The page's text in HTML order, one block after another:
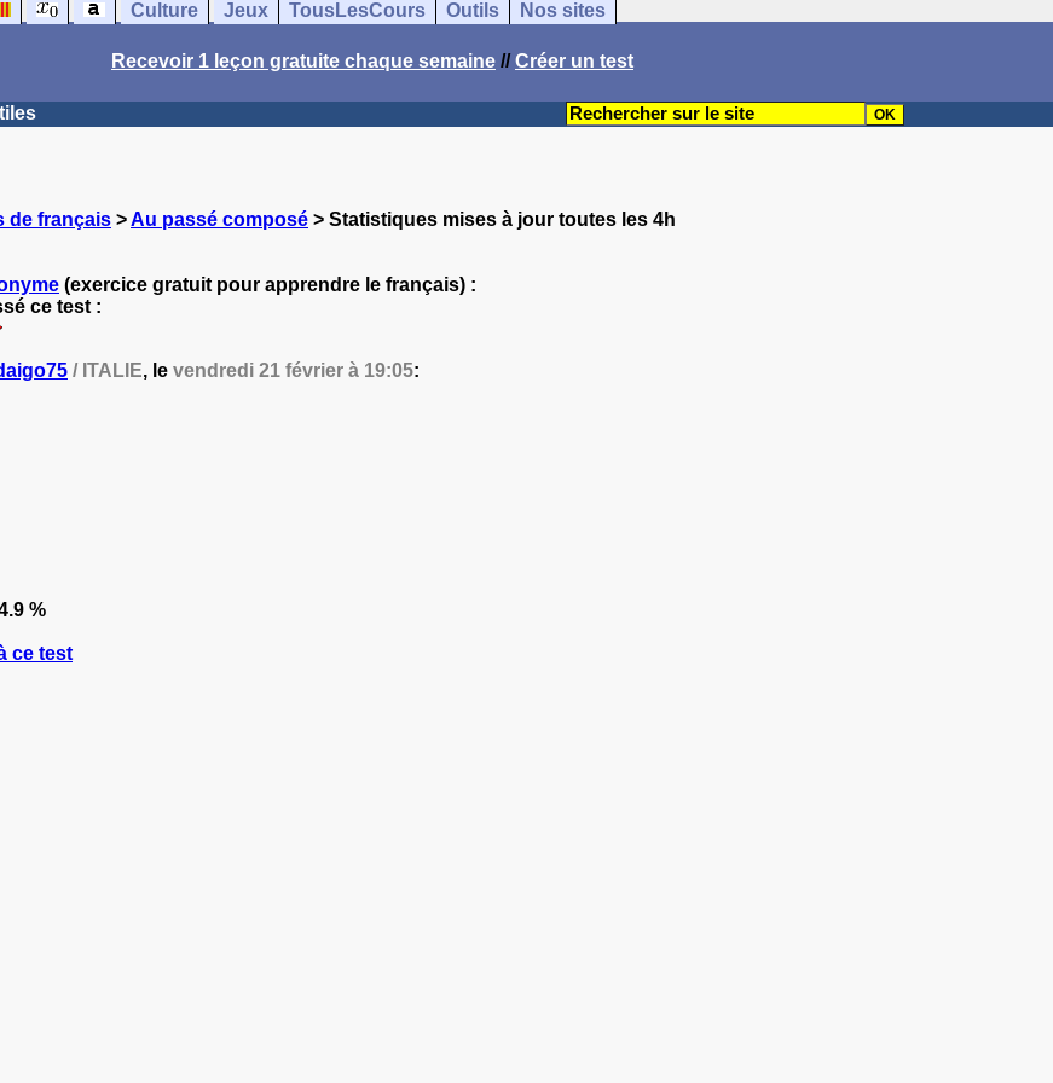
Culture Jeux TousLesCours Outils Nos sites
Recevoir 1 leçon gratuite chaque semaine //Créer un test
de français >Au passé composé > Statistiques mises à jour toutes les 4h
(exercice gratuit pour apprendre le français) :
ce test :
/ ITALIE, le vendredi 21 février à 19:05:
%
ce test